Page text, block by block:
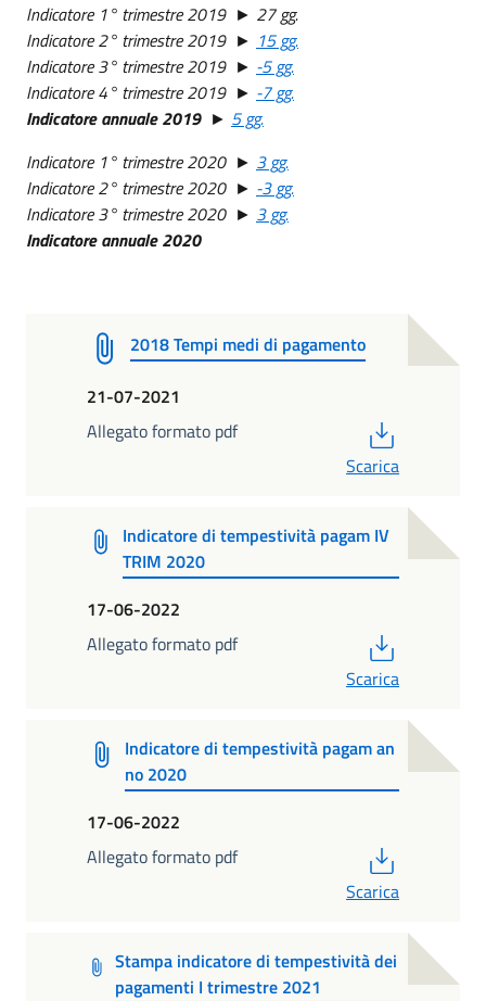
Indicatore 1° trimestre 2019 ► 27 gg.
Indicatore 2° trimestre 2019 ► 15 gg.
Indicatore 3° trimestre 2019 ► -5 gg.
Indicatore 4° trimestre 2019 ► -7 gg.
Indicatore annuale 2019► 5 gg.
Indicatore 1° trimestre 2020 ► 3 gg.
Indicatore 2° trimestre 2020 ► -3 gg.
Indicatore 3° trimestre 2020 ► 3 gg.
Indicatore annuale 2020
2018 Tempi medi di pagamento
21-07-2021
Allegato formato pdf
Scarica
Indicatore di tempestività pagam IV
TRIM 2020
17-06-2022
Allegato formato pdf
Scarica
Indicatore di tempestività pagam an
no 2020
17-06-2022
Allegato formato pdf
Scarica
Stampa indicatore di tempestività dei
pagamenti I trimestre 2021